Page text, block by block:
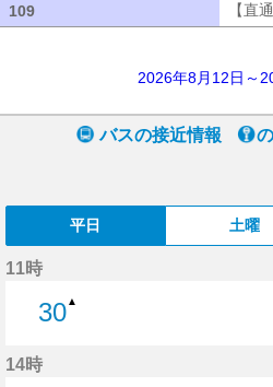
109
【直
2026年8月12日～
バスの接近情報
平日 土曜
11時
30▲
14時